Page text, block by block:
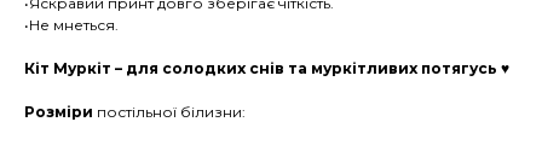
•Не мнеться.
Кіт Муркіт – для солодких снів та муркітливих потягусь ♥
Розміри постільної білизни: